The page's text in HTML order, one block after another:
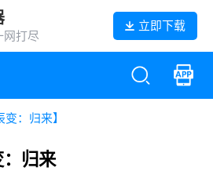
网打尽
立即下载
变：归来】
归来